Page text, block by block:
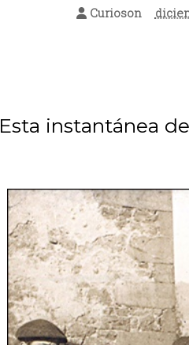
Curioson
Esta instantánea